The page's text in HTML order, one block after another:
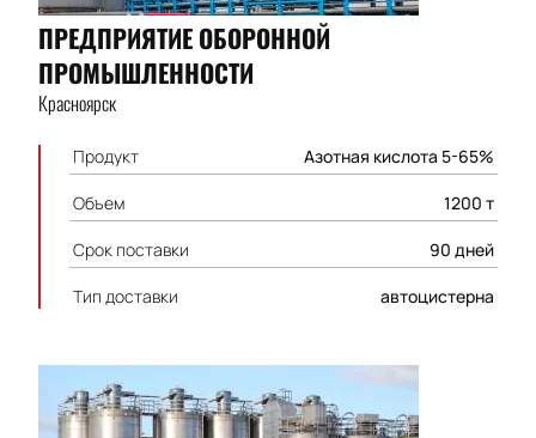
ПРЕДПРИЯТИЕ ОБОРОННОЙ
ПРОМЫШЛЕННОСТИ
Красноярск
Продукт Азотная кислота 5-65%
Объем 1200 т
Срок поставки 90 дней
Тип доставки автоцистерна